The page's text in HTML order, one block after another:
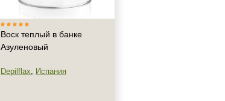
Воск теплый в банке
Азуленовый
Depilflax, Испания